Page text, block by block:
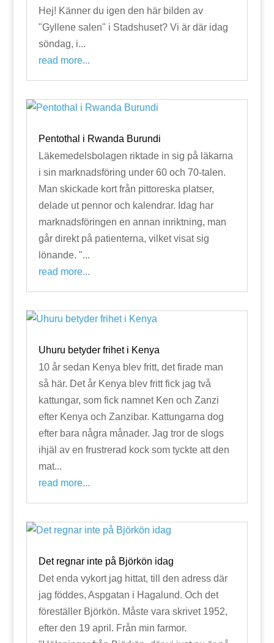
Hej! Känner du igen den här bilden av
"Gyllene salen" i Stadshuset? Vi är där idag
söndag, i...
read more...
Pentothal i Rwanda Burundi
Läkemedelsbolagen riktade in sig på läkarna
i sin marknadsföring under 60 och 70-talen.
Man skickade kort från pittoreska platser,
delade ut pennor och kalendrar. Idag har
marknadsföringen en annan inriktning, man
går direkt på patienterna, vilket visat sig
lönande. "...
read more...
Uhuru betyder frihet i Kenya
10 år sedan Kenya blev fritt, det firade man
så här. Det år Kenya blev fritt fick jag två
kattungar, som fick namnet Ken och Zanzi
efter Kenya och Zanzibar. Kattungarna dog
efter bara några månader. Jag tror de slogs
ihjäl av en frustrerad kock som tyckte att den
mat...
read more...
Det regnar inte på Björkön idag
Det enda vykort jag hittat, till den adress där
jag föddes, Aspgatan i Hagalund. Och det
föreställer Björkön. Måste vara skrivet 1952,
efter den 19 april. Från min farmor.